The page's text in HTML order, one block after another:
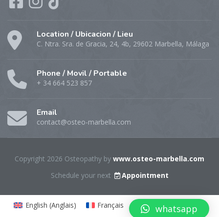
Location / Ubicacion / Lieu
C. Ntra. Sra. de Gracia, 24, 4b, 29602 Marbella, Málaga
Phone / Movil / Portable
+ 34 664 523 857
Email
contact@osteo-marbella.com
Copyright 2026 Osteopathy by www.osteo-marbella.com
Schedule your next
Appointment
whatsapp
English (Anglais) Français Español(Espagnol